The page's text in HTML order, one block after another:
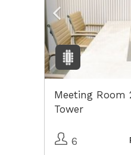
Meeting Room
Tower
6